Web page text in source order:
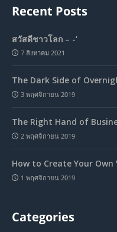
Recent Posts
สวัสดีชาวโลก – -‘
7 สิงหาคม 2021
The Dark Side of
3 พฤศจิกายน 2019
The Right Hand of
2 พฤศจิกายน 2019
How to Create Your
1 พฤศจิกายน 2019
Categories